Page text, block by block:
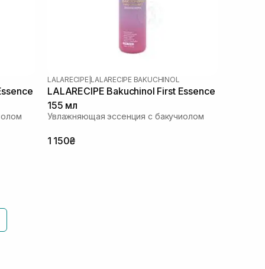
LALARECIPE LALARECIPE BAKUCHINOL
LALARECIPE Bakuchinol First Essence
155 мл
Увлажняющая эссенция с бакучиолом
1 150₴